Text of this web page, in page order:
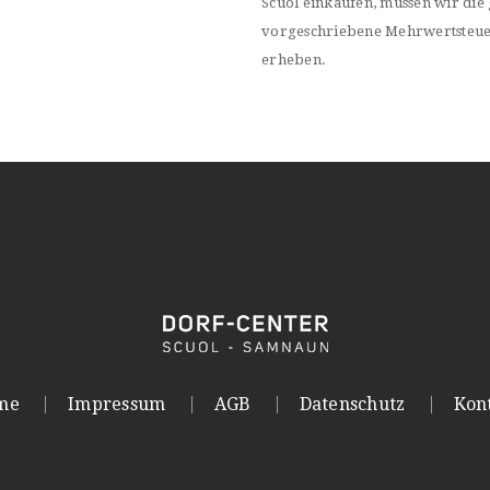
vorgeschriebene
erheben.
Impressum AGB Datenschutz